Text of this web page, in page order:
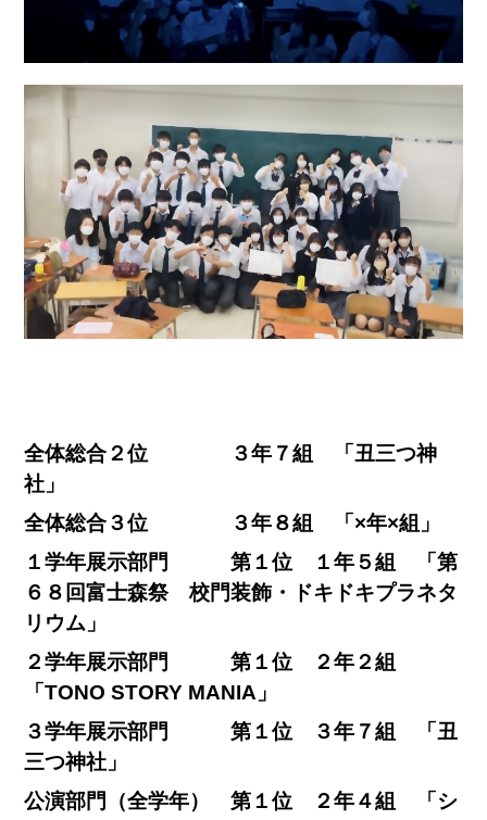
全体総合２位 ３年７組 「丑三つ神
社」
全体総合３位 ３年８組 「×年×組」
１学年展示部門 第１位 １年５組 「第
６８回富士森祭 校門装飾・ドキドキプラネタ
リウム」
２学年展示部門 第１位 ２年２組
「TONO STORY MANIA」
３学年展示部門 第１位 ３年７組 「丑
三つ神社」
公演部門（全学年） 第１位 ２年４組 「シ